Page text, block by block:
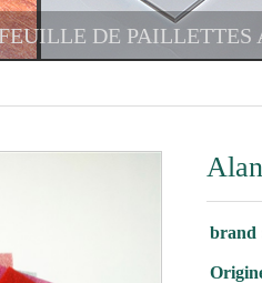
DE PAILLETTES
brand